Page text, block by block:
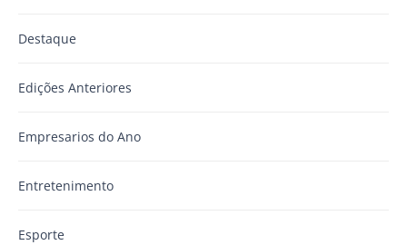
Destaque
Edições Anteriores
Empresarios do Ano
Entretenimento
Esporte